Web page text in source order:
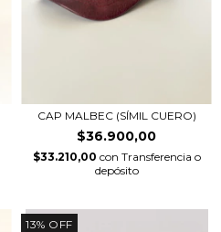
CAP MALBEC (SÍMIL CUERO)
$36.900,00
$33.210,00 con Transferencia o
depósito
13% OFF